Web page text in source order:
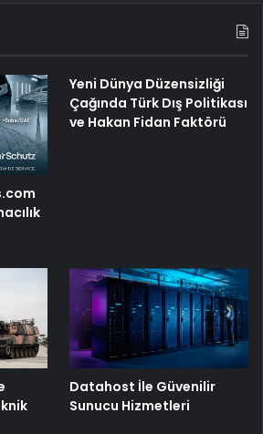
Yeni Dünya Düzensizliği
Çağında Türk Dış Politikası
ve Hakan Fidan Faktörü
Datahost İle Güvenilir
Sunucu Hizmetleri